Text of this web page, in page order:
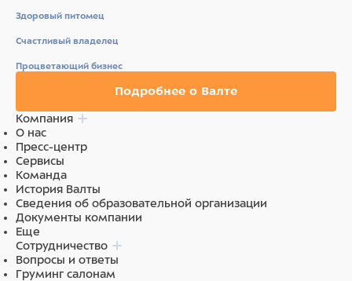
кислотами, которые повышают качество шерсти и
Пробиотики и пребиотики помогают сохранять
способствуют оптимальному усвоению питательных
веществ.
В состав добавлена морковь — отличный источник
клетчатки, улучшающий работу ЖКТ.
Без красителей и консервантов.
Здоровый питомец
Счастливый владелец
Процветающий бизнес
Подробнее о Валте
Компания
О нас
Пресс-центр
Сервисы
Команда
История Валты
Сведения об образовательной организации
Документы компании
Еще
Сотрудничество
Вопросы и ответы
Груминг салонам